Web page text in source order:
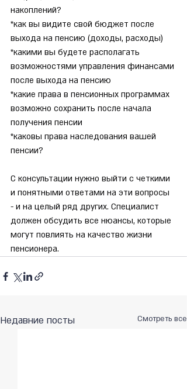
накоплений?
*как вы видите свой бюджет после
выхода на пенсию (доходы, расходы)
*какими вы будете располагать
возможностями управления финансами
после выхода на пенсию
*какие права в пенсионных программах
возможно сохранить после начала
получения пенсии
*каковы права наследования вашей
пенсии?
С консультации нужно выйти с четкими
и понятными ответами на эти вопросы
- и на целый ряд других. Специалист
должен обсудить все нюансы, которые
могут повлиять на качество жизни
пенсионера.
Недавние посты Смотреть все